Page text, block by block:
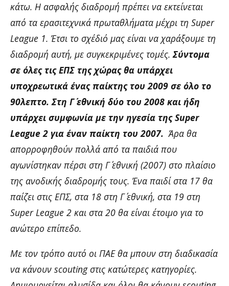
κάτω. Η ασφαλής διαδρομή πρέπει να εκτείνεται
από τα ερασιτεχνικά πρωταθλήματα μέχρι τη Super
League 1. Έτσι το σχέδιό μας είναι να χαράξουμε τη
διαδρομή αυτή, με συγκεκριμένες τομές.Σύντομα
σε όλες τις ΕΠΣ της χώρας θα υπάρχει
υποχρεωτικά ένας παίκτης του 2009 σε όλο το
90λεπτο. Στη Γ΄ εθνική δύο του 2008 και ήδη
υπάρχει συμφωνία με την ηγεσία της Super
League 2 για έναν παίκτη του 2007. Άρα θα
απορροφηθούν πολλά από τα παιδιά που
αγωνίστηκαν πέρσι στη Γ΄ εθνική (2007) στο πλαίσιο
της ανοδικής διαδρομής τους. Ένα παιδί στα 17 θα
παίζει στις ΕΠΣ, στα 18 στη Γ΄ εθνική, στα 19 στη
Super League 2 και στα 20 θα είναι έτοιμο για το
ανώτερο επίπεδο.
Με τον τρόπο αυτό οι ΠΑΕ θα μπουν στη διαδικασία
να κάνουν scouting στις κατώτερες κατηγορίες.